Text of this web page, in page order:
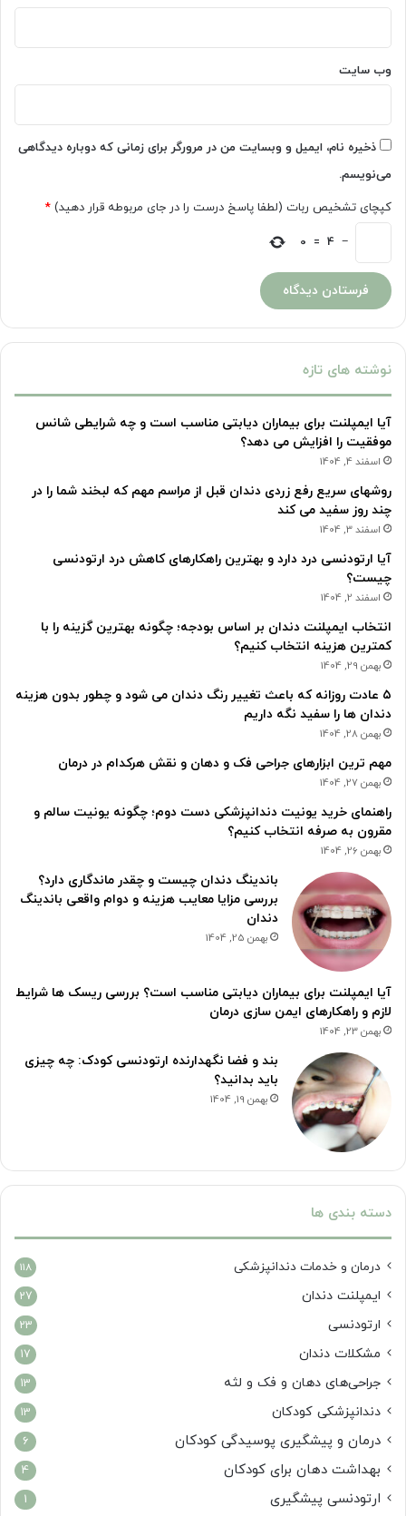
وب‌ سایت
ذخیره نام، ایمیل و وبسایت من در مرورگر برای زمانی که دوباره دیدگاهی
می‌نویسم.
کپچای تشخیص ربات (لطفا پاسخ درست را در جای مربوطه قرار دهید) *
−
4
=
0
نوشته های تازه
آیا ایمپلنت برای بیماران دیابتی مناسب است و چه شرایطی شانس
موفقیت را افزایش می دهد؟
اسفند 4, 1404
روشهای سریع رفع زردی دندان قبل از مراسم مهم که لبخند شما را در
چند روز سفید می کند
اسفند 3, 1404
آیا ارتودنسی درد دارد و بهترین راهکارهای کاهش درد ارتودنسی
چیست؟
اسفند 2, 1404
انتخاب ایمپلنت دندان بر اساس بودجه؛ چگونه بهترین گزینه را با
کمترین هزینه انتخاب کنیم؟
بهمن 29, 1404
۵ عادت روزانه که باعث تغییر رنگ دندان می شود و چطور بدون هزینه
دندان ها را سفید نگه داریم
بهمن 28, 1404
مهم ترین ابزارهای جراحی فک و دهان و نقش هرکدام در درمان
بهمن 27, 1404
راهنمای خرید یونیت دندانپزشکی دست دوم؛ چگونه یونیت سالم و
مقرون به صرفه انتخاب کنیم؟
بهمن 26, 1404
باندینگ دندان چیست و چقدر ماندگاری دارد؟
بررسی مزایا معایب هزینه و دوام واقعی باندینگ
دندان
بهمن 25, 1404
آیا ایمپلنت برای بیماران دیابتی مناسب است؟ بررسی ریسک ها شرایط
لازم و راهکارهای ایمن سازی درمان
بهمن 23, 1404
بند و فضا نگهدارنده ارتودنسی کودک: چه چیزی
باید بدانید؟
بهمن 19, 1404
دسته بندی ها
درمان‌ و خدمات دندانپزشکی 118
ایمپلنت دندان 27
ارتودنسی 23
مشکلات دندان 17
جراحی‌های دهان و فک و لثه 13
دندانپزشکی کودکان 13
درمان و پیشگیری پوسیدگی کودکان 6
بهداشت دهان برای کودکان 4
ارتودنسی پیشگیری 1